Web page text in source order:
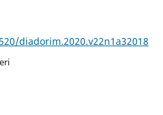
diadorim.2020.v22n1a32018